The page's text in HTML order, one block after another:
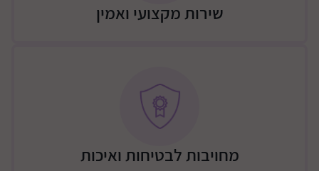
שירות מקצועי ואמין
מחויבות לבטיחות ואיכות